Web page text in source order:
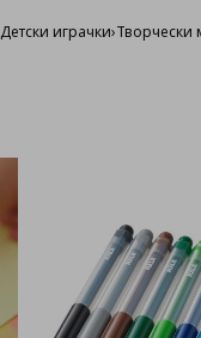
Детски играчки›Творчески